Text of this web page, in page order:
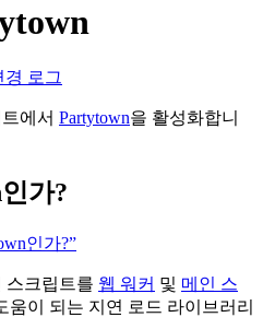
경 로그
에서 Partytown을 활성화합니
가?
인가?”
스크립트를 웹 워커 및 메인 스
움이 되는 지연 로드 라이브러리